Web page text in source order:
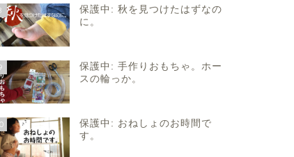
保護中: 秋を見つけたはずなの
に。
保護中: 手作りおもちゃ。ホー
スの輪っか。
保護中: おねしょのお時間で
す。